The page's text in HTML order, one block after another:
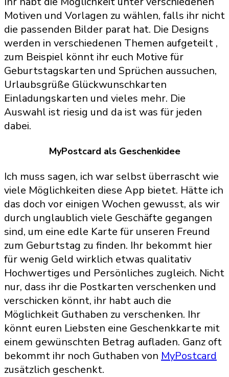
Motiven und Vorlagen zu wählen, falls ihr nicht
die passenden Bilder parat hat. Die Designs
werden in verschiedenen Themen aufgeteilt ,
zum Beispiel könnt ihr euch Motive für
Geburtstagskarten und Sprüchen aussuchen,
Urlaubsgrüße Glückwunschkarten
Einladungskarten und vieles mehr. Die
Auswahl ist riesig und da ist was für jeden
dabei.
MyPostcard als Geschenkidee
Ich muss sagen, ich war selbst überrascht wie
viele Möglichkeiten diese App bietet. Hätte ich
das doch vor einigen Wochen gewusst, als wir
durch unglaublich viele Geschäfte gegangen
sind, um eine edle Karte für unseren Freund
zum Geburtstag zu finden. Ihr bekommt hier
für wenig Geld wirklich etwas qualitativ
Hochwertiges und Persönliches zugleich. Nicht
nur, dass ihr die Postkarten verschenken und
verschicken könnt, ihr habt auch die
Möglichkeit Guthaben zu verschenken. Ihr
könnt euren Liebsten eine Geschenkkarte mit
einem gewünschten Betrag aufladen. Ganz oft
bekommt ihr noch Guthaben von MyPostcard
zusätzlich geschenkt.